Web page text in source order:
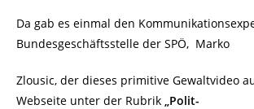
Da gab es einmal den
Bundesgeschäftsstelle der SPÖ, Marko
Zlousic, der dieses primitive Gewaltvideo
Webseite unter der Rubrik „Polit-